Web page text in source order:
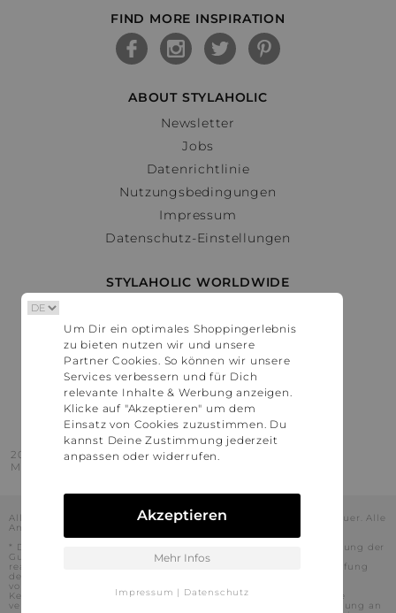
FIND MORE INSPIRATION
ABOUT STYLAHOLIC
Newsletter
Jobs
Datenrichtlinie
Nutzungsbedingungen
Impressum
Datenschutz-Einstellungen
STYLAHOLIC WORLDWIDE
Österreich
Schweiz
France
United States
2016 - 2026 © Stylaholic.
Made for you with love in munich.
Alle Preise inkl. der jeweils geltenden gesetzlichen Mehrwertsteuer. Alle
Angaben ohne Gewähr.
* Die angezeigten Preise beinhalten Rabatte, die durch die Nutzung der
Gutschein-Codes auf den Seiten unserer Partner voraussichtlich
realisiert werden können. Stylaholic führt keine vollständige Prüfung
der Gutschein-Codes durch und es kann daher in Einzelfällen
vorkommen, dass die Gutscheine abweichend von unserem
Kenntnisstand bei dem jeweiligen Shop nicht oder nur teilweise
verwendet werden können. Darüber hinaus kann deren Verwendung an
Um Dir ein optimales Shoppingerlebnis
zu bieten nutzen wir und unsere
Partner Cookies. So können wir unsere
Services verbessern und für Dich
relevante Inhalte & Werbung anzeigen.
Klicke auf "Akzeptieren" um dem
Einsatz von Cookies zuzustimmen. Du
kannst Deine Zustimmung jederzeit
anpassen oder widerrufen.
Akzeptieren
Mehr Infos
Impressum | Datenschutz